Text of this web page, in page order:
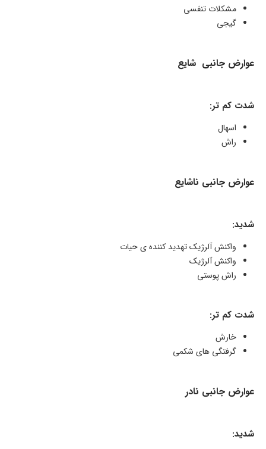
مشکلات تنفسی
گیجی
عوارض جانبی شایع
شدت کم تر:
اسهال
راش
عوارض جانبی ناشایع
شدید:
واکنش آلرژیک تهدید کننده ی حیات
واکنش آلرژیک
راش پوستی
شدت کم تر:
خارش
گرفتگی های شکمی
عوارض جانبی نادر
شدید: